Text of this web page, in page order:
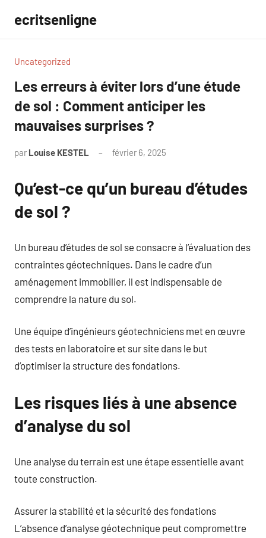
contenu
ecritsenligne
Uncategorized
Les erreurs à éviter lors d’une étude
de sol : Comment anticiper les
mauvaises surprises ?
par Louise KESTEL février 6, 2025
Qu’est-ce qu’un bureau d’études
de sol ?
Un bureau d’études de sol se consacre à l’évaluation des
contraintes géotechniques. Dans le cadre d’un
aménagement immobilier, il est indispensable de
comprendre la nature du sol.
Une équipe d’ingénieurs géotechniciens met en œuvre
des tests en laboratoire et sur site dans le but
d’optimiser la structure des fondations.
Les risques liés à une absence
d’analyse du sol
Une analyse du terrain est une étape essentielle avant
toute construction.
Assurer la stabilité et la sécurité des fondations
L’absence d’analyse géotechnique peut compromettre